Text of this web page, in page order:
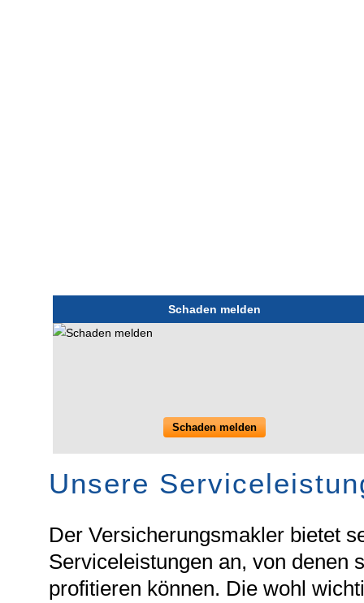
Schaden melden
Schaden melden
Unsere
Der Ver­sicherungs­makler bietet
Serviceleistungen an, von denen
profitieren können. Die wohl